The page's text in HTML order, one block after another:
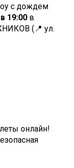
с дождем
19:00 в
(📍 ул.
онлайн!